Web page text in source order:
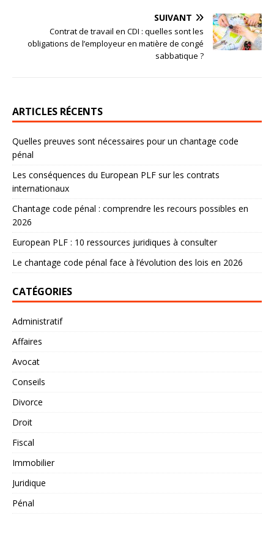
SUIVANT
Contrat de travail en CDI : quelles sont les
obligations de l’employeur en matière de congé
sabbatique ?
ARTICLES RÉCENTS
Quelles preuves sont nécessaires pour un chantage code
pénal
Les conséquences du European PLF sur les contrats
internationaux
Chantage code pénal : comprendre les recours possibles en
2026
European PLF : 10 ressources juridiques à consulter
Le chantage code pénal face à l’évolution des lois en 2026
CATÉGORIES
Administratif
Affaires
Avocat
Conseils
Divorce
Droit
Fiscal
Immobilier
Juridique
Pénal